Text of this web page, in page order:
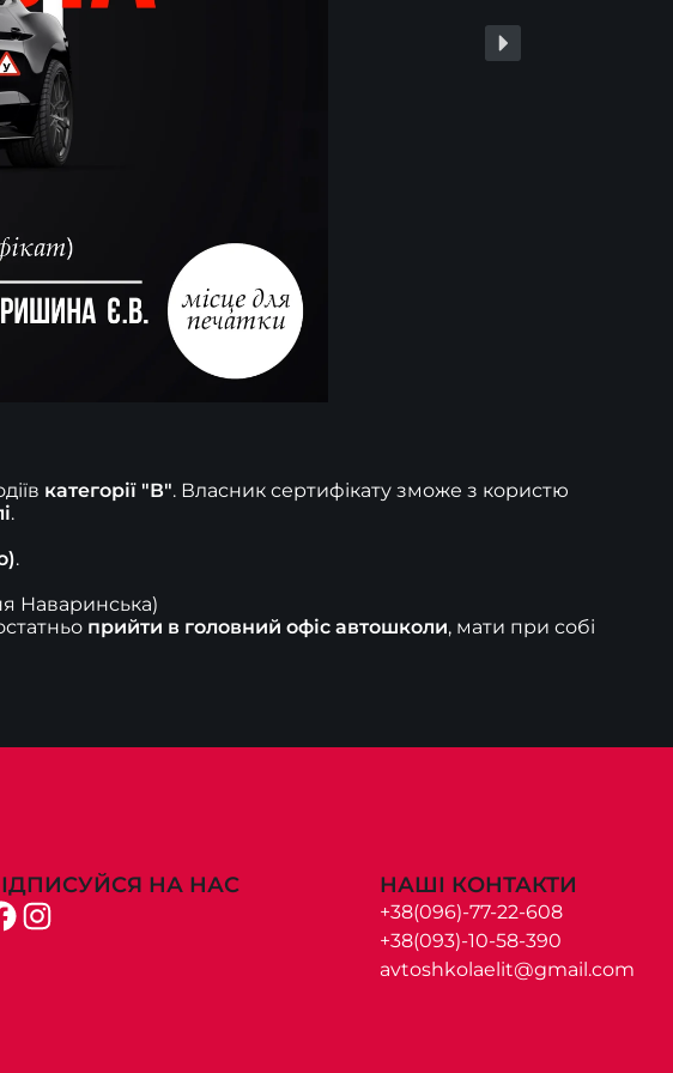
категорії "В". Власник сертифікату зможе з користю
.
.
Наваринська)
прийти в головний офіc автошколи, мати при собі
НА НАС
Instagram
НАШІ КОНТАКТИ
+38(096)-77-22-608
+38(093)-10-58-390
avtoshkolaelit@gmail.com